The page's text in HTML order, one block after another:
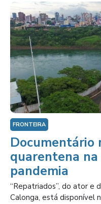
FRONTEIRA
Documentário
quarentena
pandemia
“Repatriados”, do ator e
Calonga, está disponível